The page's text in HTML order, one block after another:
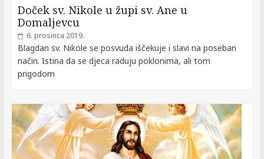
Doček sv. Nikole u župi sv. Ane u
Domaljevcu
6. prosinca 2019.
Blagdan sv. Nikole se posvuda iščekuje i slavi na poseban
način. Istina da se djeca raduju poklonima, ali tom
prigodom